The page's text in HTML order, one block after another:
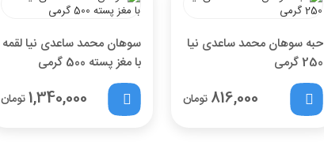
حبه سوهان محمد ساعدی نیا
250 گرمی
816,000 تومان
سوهان محمد ساعدی نیا لقمه
با مغز پسته 500 گرمی
1,340,000تومان تخفیف خرید نقدی